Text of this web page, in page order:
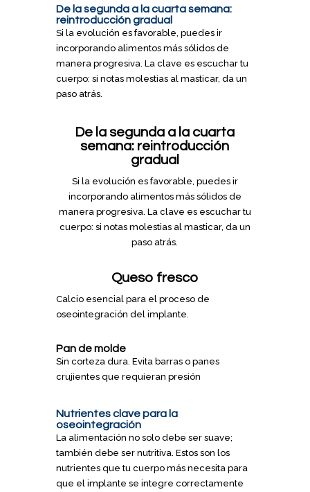
De la segunda a la cuarta semana:
reintroducción gradual
Si la evolución es favorable, puedes ir
incorporando alimentos más sólidos de
manera progresiva. La clave es escuchar tu
cuerpo: si notas molestias al masticar, da un
paso atrás.
De la segunda a la cuarta
semana: reintroducción
gradual
Si la evolución es favorable, puedes ir
incorporando alimentos más sólidos de
manera progresiva. La clave es escuchar tu
cuerpo: si notas molestias al masticar, da un
paso atrás.
Queso fresco
Calcio esencial para el proceso de
oseointegración del implante.
Pan de molde
Sin corteza dura. Evita barras o panes
crujientes que requieran presión
Nutrientes clave para la
oseointegración
La alimentación no solo debe ser suave;
también debe ser nutritiva. Estos son los
nutrientes que tu cuerpo más necesita para
que el implante se integre correctamente